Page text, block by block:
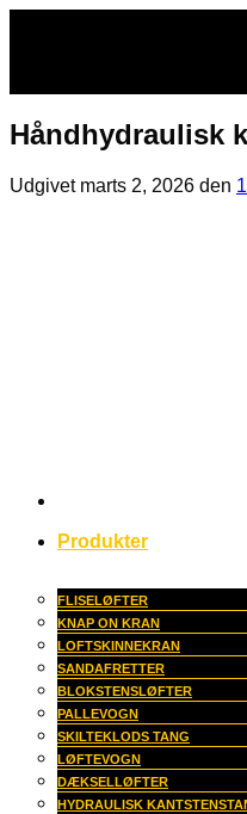
Produkter
FLISELØFTER
KNAP ON KRAN
LOFTSKINNEKRAN
SANDAFRETTER
BLOKSTENSLØFTER
PALLEVOGN
SKILTEKLODS TANG
LØFTEVOGN
DÆKSELLØFTER
HYDRAULISK
Håndhydraulisk
Udgivet marts 2, 2026 den